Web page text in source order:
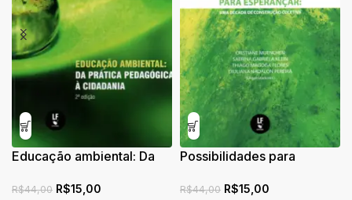
Educação ambiental: Da
cidadania
R$44,00 R$15,00
Possibilidades para
de construção coletiva
R$44,00 R$15,00